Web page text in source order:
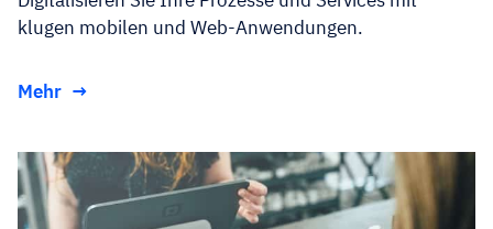
klugen mobilen und Web-Anwendungen.
Mehr